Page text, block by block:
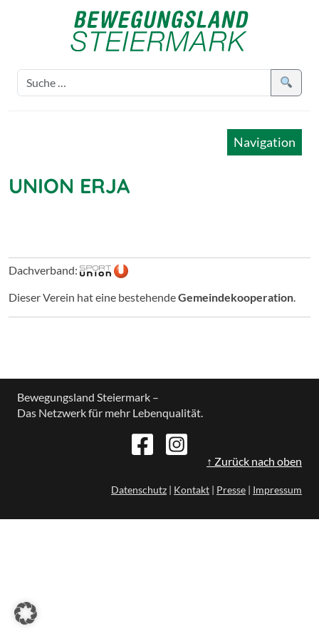
Navigation
UNION ERJA
Dachverband:
Dieser Verein hat eine bestehendeGemeindekooperation
Bewegungsland Steiermark –
Das Netzwerk für mehr Lebenqualität.
↑ Zurück nach oben
Datenschutz | Kontakt | Presse | Impressum